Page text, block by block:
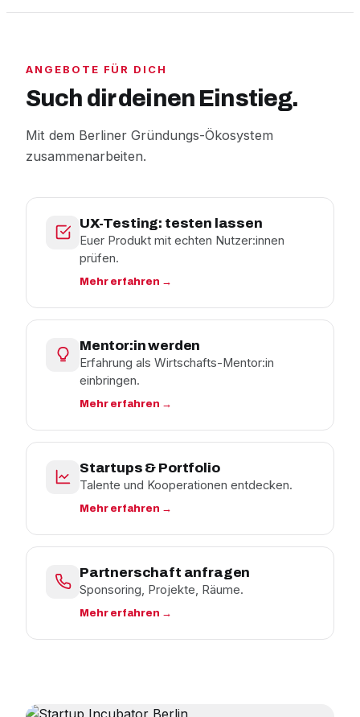
ANGEBOTE FÜR DICH
Such dir deinen Einstieg.
Mit dem Berliner Gründungs-Ökosystem
zusammenarbeiten.
UX-Testing: testen lassen
Euer Produkt mit echten Nutzer:innen
prüfen.
Mehr erfahren →
Mentor:in werden
Erfahrung als Wirtschafts-Mentor:in
einbringen.
Mehr erfahren →
Startups & Portfolio
Talente und Kooperationen entdecken.
Mehr erfahren →
Partnerschaft anfragen
Sponsoring, Projekte, Räume.
Mehr erfahren →